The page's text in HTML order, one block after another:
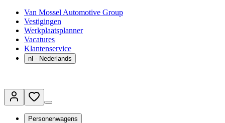
Van Mossel Automotive Group
Vestigingen
Werkplaatsplanner
Vacatures
Klantenservice
nl - Nederlands
Personenwagens